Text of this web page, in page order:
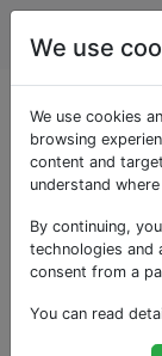
(kein
We use
We use cookies
browsing
content and
understand
By continuing,
technologies and
consent from a
You can read